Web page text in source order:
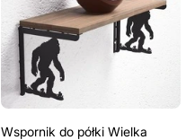
Wspornik do półki Wielka